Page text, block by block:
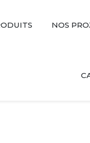
NOS